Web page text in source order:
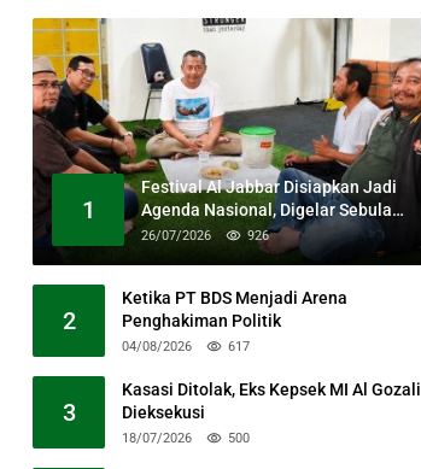
1
Festival Al Jabbar Disiapkan Jadi
Agenda Nasional, Digelar Sebulan
Penuh di Kawasan Masjid Raya Al
26/07/2026 926
2
Ketika PT BDS Menjadi Arena
Penghakiman Politik
04/08/2026 617
3
Kasasi Ditolak, Eks Kepsek MI Al Gozali
Dieksekusi
18/07/2026 500